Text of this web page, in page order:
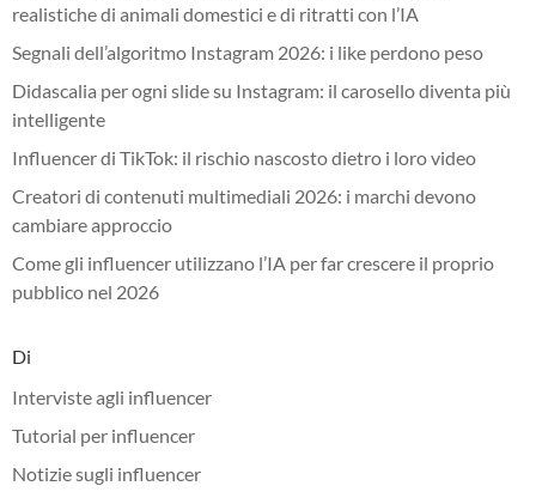
realistiche di animali domestici e di ritratti con l’IA
Segnali dell’algoritmo Instagram 2026: i like perdono peso
Didascalia per ogni slide su Instagram: il carosello diventa più
intelligente
Influencer di TikTok: il rischio nascosto dietro i loro video
Creatori di contenuti multimediali 2026: i marchi devono
cambiare approccio
Come gli influencer utilizzano l’IA per far crescere il proprio
pubblico nel 2026
Di
Interviste agli influencer
Tutorial per influencer
Notizie sugli influencer